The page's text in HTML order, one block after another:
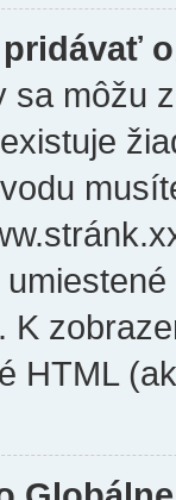
pridávať
sa môžu
K
HTML